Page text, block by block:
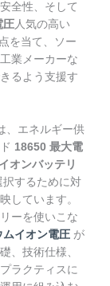
全性、そして
圧人気の高い
を当て、ソー
業メーカーな
るよう支援す
、エネルギー供
18650 最大電
オンバッテリ
するために対
しています。
ーを使いこな
ムイオン電圧 が
、技術仕様、
ラクティスに